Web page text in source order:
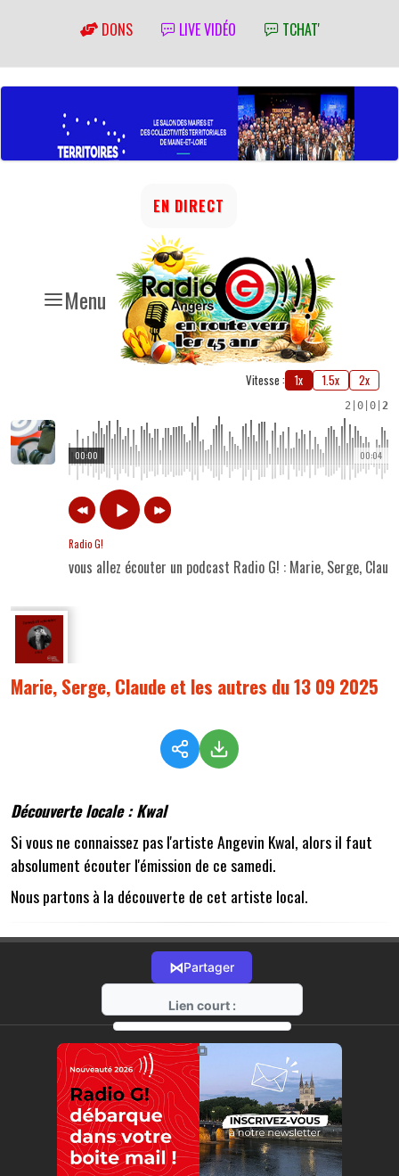
DONS LIVE VIDÉO TCHAT'
Menu
EN DIRECT
Vitesse : 1x 1.5x 2x
2 0 0 2
00:04
00:00
Radio G!
vous allez écouter un podcast Radio G! : Marie, Serge,
Marie, Serge, Claude et les autres du 13 09 2025
Découverte locale : Kwal
Si vous ne connaissez pas l'artiste Angevin Kwal, alors il faut
absolument écouter l'émission de ce samedi.
Nous partons à la découverte de cet artiste local.
⋈Partager
Lien court :
https://radio-g.fr?18395
⧉